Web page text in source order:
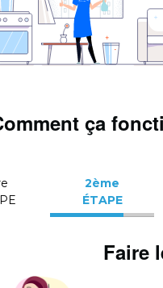
ça
2ème
ÉTAPE
Faire